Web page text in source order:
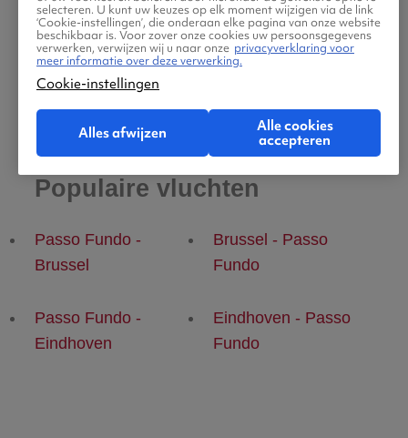
Populaire vluchten
Passo Fundo -
Brussel
Brussel - Passo
Fundo
Passo Fundo -
Eindhoven
Eindhoven - Passo
Fundo
selecteren. U kunt uw keuzes op elk moment wijzigen via de link
‘Cookie-instellingen’, die onderaan elke pagina van onze website
beschikbaar is. Voor zover onze cookies uw persoonsgegevens
verwerken, verwijzen wij u naar onze privacyverklaring voor
meer informatie over deze verwerking.
Cookie-instellingen
Alles afwijzen
Alle cookies
accepteren